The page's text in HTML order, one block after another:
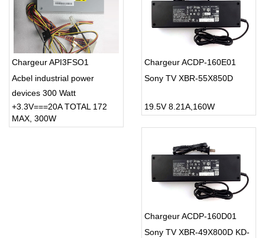
Chargeur API3FSO1
Acbel industrial power
devices 300 Watt
+3.3V===20A TOTAL 172
MAX, 300W
Chargeur ACDP-160E01
Sony TV XBR-55X850D
19.5V 8.21A,160W
Chargeur ACDP-160D01
Sony TV XBR-49X800D KD-